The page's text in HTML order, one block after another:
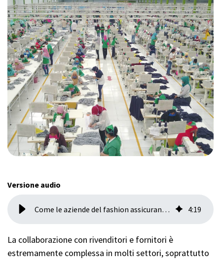
Versione audio
Come le aziende del fashion assicurano Supply Chain affidabili 4:19
La collaborazione con rivenditori e fornitori è
estremamente complessa in molti settori, soprattutto